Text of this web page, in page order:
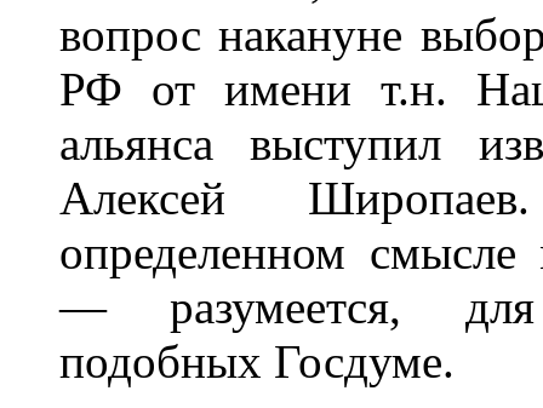
вопрос накануне
РФ от имени т.н.
альянса выступил
Алексей
определенном
— разумеется, для
подобных Госдуме.